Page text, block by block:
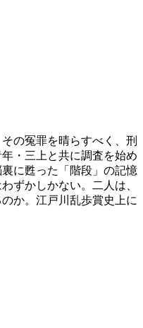
の冤罪を晴らすべく、刑
・三上と共に調査を始め
に甦った「階段」の記憶
ずかしかない。二人は、
か。江戸川乱歩賞史上に